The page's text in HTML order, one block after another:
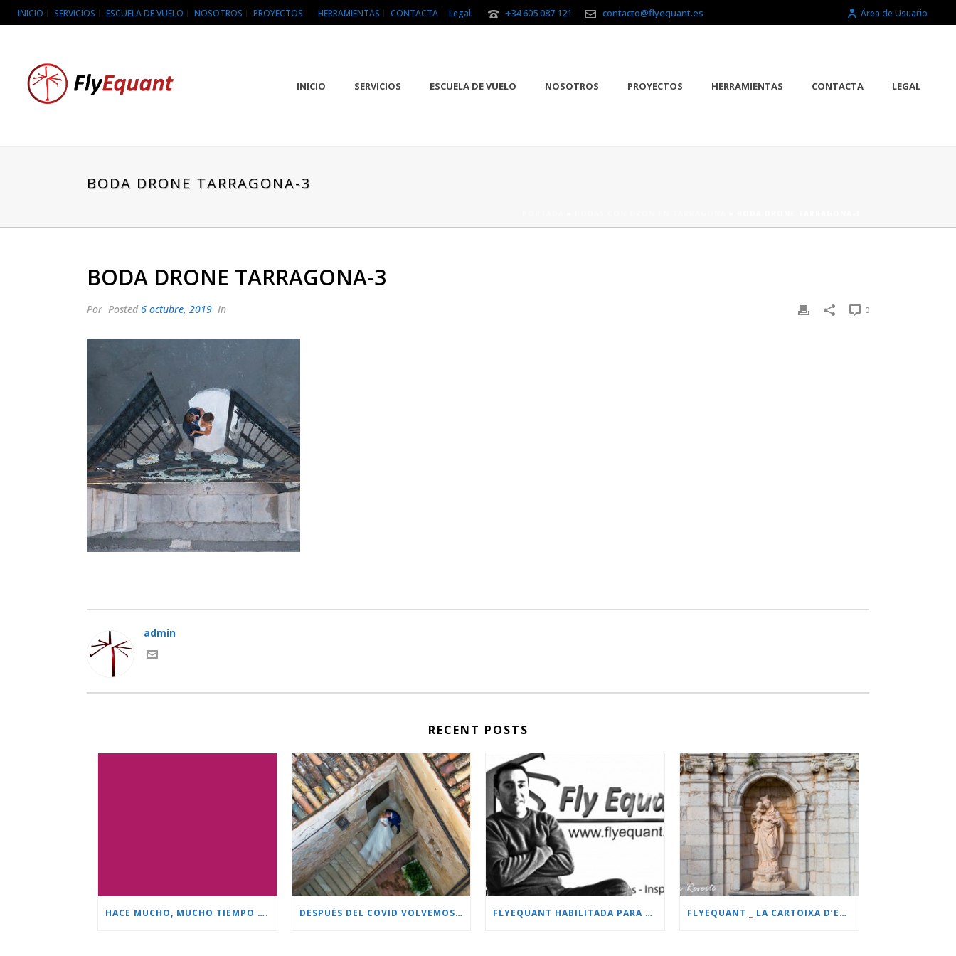
INICIO SERVICIOS ESCUELA DE VUELO NOSOTROS PROYECTOS HERRAMIENTAS CONTACTA Legal +34 605 087 121 contacto@flyequant.es Área de Usuario
INICIO SERVICIOS ESCUELA DE VUELO NOSOTROS PROYECTOS HERRAMIENTAS CONTACTA LEGAL
BODA DRONE TARRAGONA-3
BODA DRONE TARRAGONA-3
Por Posted6 octubre, 2019 In 0
admin
RECENT POSTS
HACE MUCHO, MUCHO TIEMPO …. DESPUÉS DEL COVID VOLVEMOS CON MÁS PROYECTOS!!! FLYEQUANT HABILITADA PARA ESCENARIO ESPECÍFICO. FLYEQUANT _ LA CARTOIXA D’ESCALA DEI